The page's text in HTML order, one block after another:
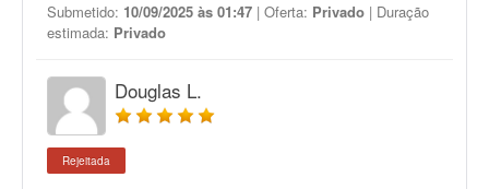
Submetido: 10/09/2025 às 01:47 | Oferta: Privado | Duração
estimada: Privado
Douglas L.
Rejeitada